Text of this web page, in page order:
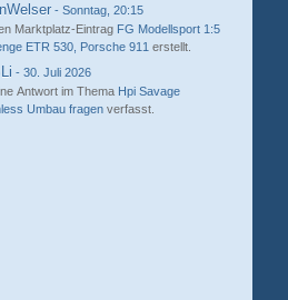
- Sonntag, 20:15
Marktplatz-Eintrag FG Modellsport 1:5
ETR 530, Porsche 911 erstellt.
- 30. Juli 2026
Antwort im Thema Hpi Savage
Umbau fragen verfasst.